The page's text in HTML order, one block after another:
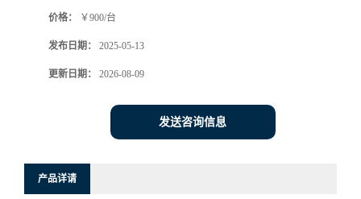
价格： ￥900/台
发布日期： 2025-05-13
更新日期： 2026-08-09
发送咨询信息
产品详请